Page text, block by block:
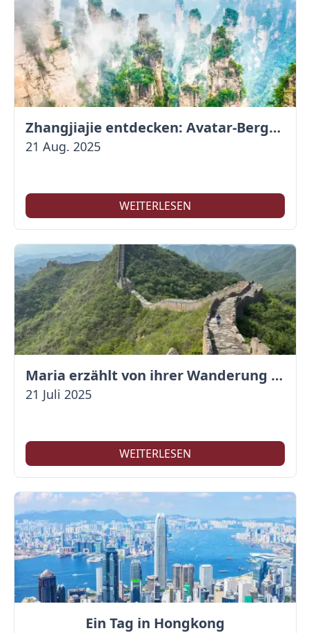
Zhangjiajie entdecken: Avatar-Berge & Altstadt von Fenghuang
21 Aug. 2025
WEITERLESEN
Maria erzählt von ihrer Wanderung auf der Großen Mauer
21 Juli 2025
WEITERLESEN
Ein Tag in Hongkong